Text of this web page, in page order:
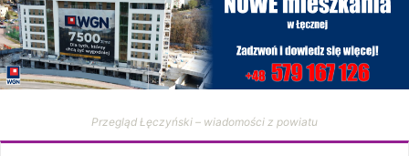
Przegląd Łęczyński – wiadomości z powiatu